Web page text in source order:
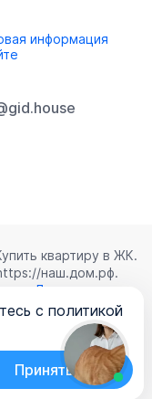
информация
квартиру в ЖК.
наш.дом.рф.
с
Лицензионным
и
с политикой
Принять